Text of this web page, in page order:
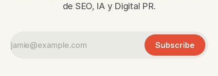
de SEO, IA y Digital PR.
Subscribe